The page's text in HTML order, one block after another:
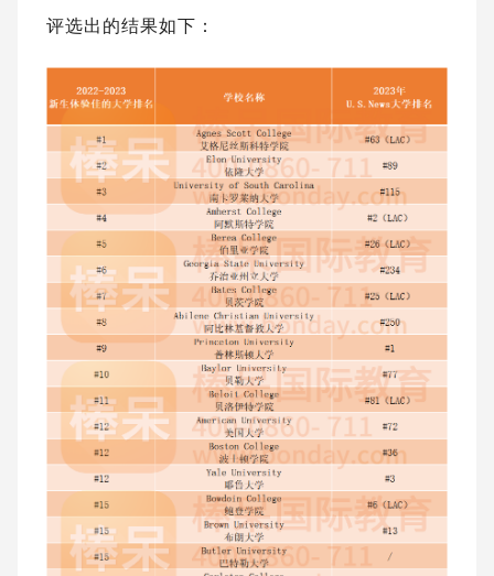
评选出的结果如下：